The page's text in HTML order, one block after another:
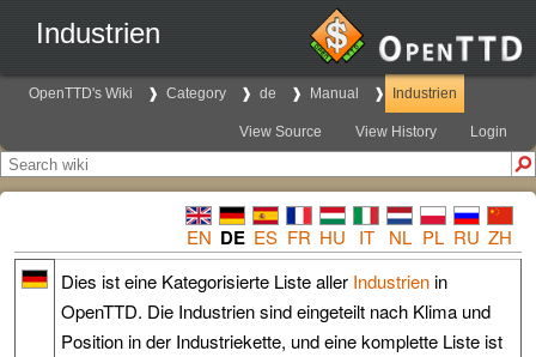
Industrien
OpenTTD's Wiki Category de Manual Industrien
View Source View History Login
EN DE ES FR HU IT NL PL RU ZH
Dies ist eine Kategorisierte Liste aller Industrienin
OpenTTD. Die Industrien sind eingeteilt nach Klima und
Position in der Industriekette, und eine komplette Liste ist